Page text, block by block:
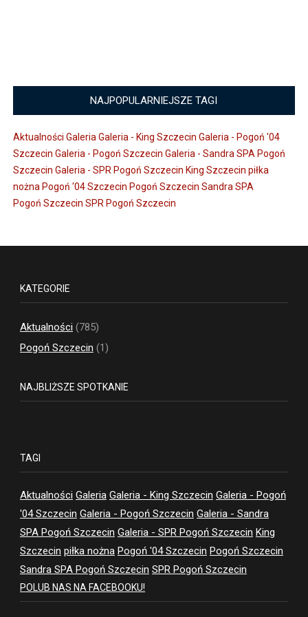
NAJPOPULARNIEJSZE TAGI
Aktualności Galeria Galeria - King Szczecin Galeria - Pogoń '04
Szczecin Galeria - Pogoń Szczecin Galeria - Sandra SPA Pogoń
Szczecin Galeria - SPR Pogoń Szczecin King Szczecin piłka
nożna Pogoń '04 Szczecin Pogoń Szczecin Sandra SPA
Pogoń Szczecin SPR Pogoń Szczecin
KATEGORIE
Aktualności (785)
Pogoń Szczecin (1)
NAJBLIŻSZE SPOTKANIE
TAGI
Aktualności Galeria Galeria - King Szczecin Galeria - Pogoń
'04 Szczecin Galeria - Pogoń Szczecin Galeria - Sandra
SPA Pogoń Szczecin Galeria - SPR Pogoń Szczecin King
Szczecin piłka nożna Pogoń '04 Szczecin Pogoń Szczecin
Sandra SPA Pogoń Szczecin SPR Pogoń Szczecin
POLUB NAS NA FACEBOOKU!